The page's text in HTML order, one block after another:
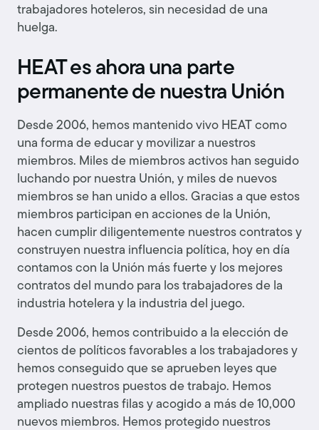
trabajadores hoteleros, sin necesidad de una
huelga.
HEAT es ahora una parte
permanente de nuestra Unión
Desde 2006, hemos mantenido vivo HEAT como
una forma de educar y movilizar a nuestros
miembros. Miles de miembros activos han seguido
luchando por nuestra Unión, y miles de nuevos
miembros se han unido a ellos. Gracias a que estos
miembros participan en acciones de la Unión,
hacen cumplir diligentemente nuestros contratos y
construyen nuestra influencia política, hoy en día
contamos con la Unión más fuerte y los mejores
contratos del mundo para los trabajadores de la
industria hotelera y la industria del juego.
Desde 2006, hemos contribuido a la elección de
cientos de políticos favorables a los trabajadores y
hemos conseguido que se aprueben leyes que
protegen nuestros puestos de trabajo. Hemos
ampliado nuestras filas y acogido a más de 10,000
nuevos miembros. Hemos protegido nuestros